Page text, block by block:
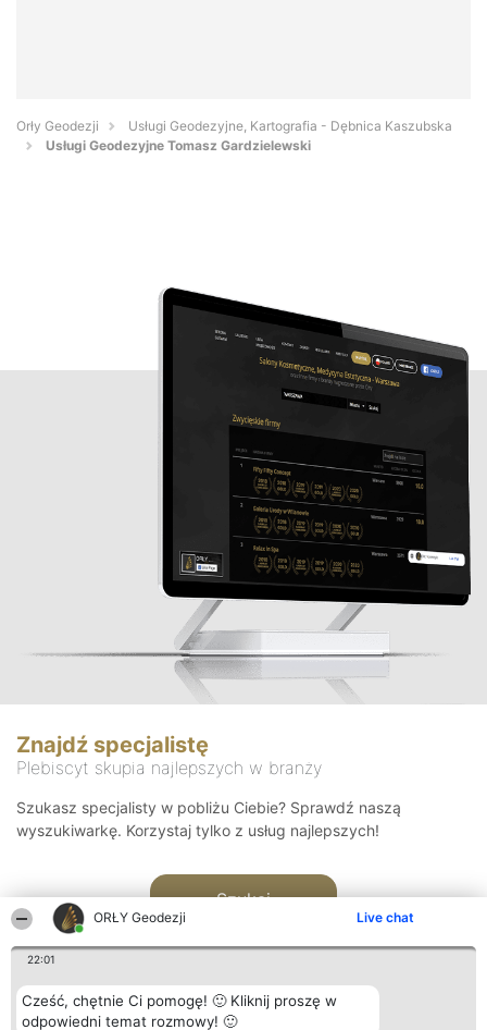
ORŁY Geodezji Live chat
22:01
Cześć, chętnie Ci pomogę! 🙂 Kliknij proszę w
odpowiedni temat rozmowy! 🙂
Orły Geodezji
Usługi Geodezyjne, Kartografia - Dębnica Kaszubska
Usługi Geodezyjne Tomasz Gardzielewski
Znajdź specjalistę
Plebiscyt skupia najlepszych w branży
Szukasz specjalisty w pobliżu Ciebie? Sprawdź naszą
wyszukiwarkę. Korzystaj tylko z usług najlepszych!
Szukaj